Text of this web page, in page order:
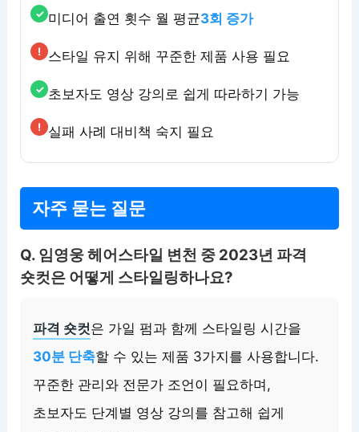
미디어 출연 횟수 월 평균3회 증가
스타일 유지 위해 꾸준한 제품 사용 필요
초보자도 영상 강의로 쉽게 따라하기 가능
실패 사례 대비책 숙지 필요
자주 묻는 질문
Q. 임영웅 헤어스타일 변천 중 2023년 파격
숏컷은 어떻게 스타일링하나요?
파격 숏컷은 가일 펌과 함께 스타일링 시간을
30분 단축할 수 있는 제품 3가지를 사용합니다.
꾸준한 관리와 전문가 조언이 필요하며,
초보자도 단계별 영상 강의를 참고해 쉽게